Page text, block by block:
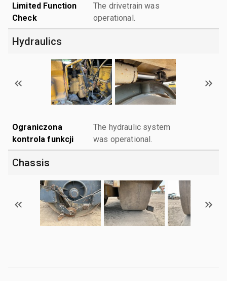
Limited Function
Check
The drivetrain was
operational.
Hydraulics
Ograniczona
kontrola funkcji
The hydraulic system
was operational.
Chassis